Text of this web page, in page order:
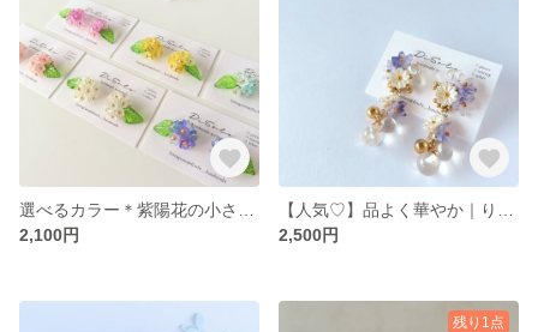
2,100円
2,500円
残り1点